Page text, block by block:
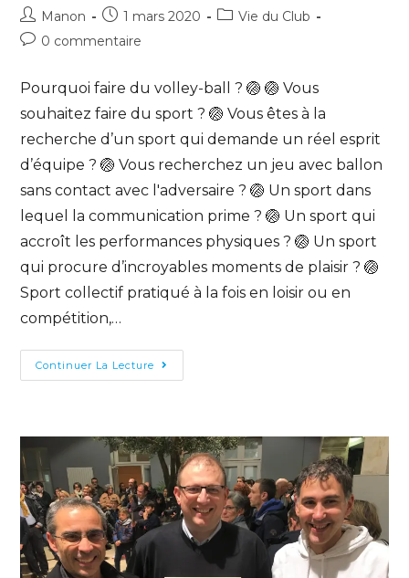
Manon 1 mars 2020
Vie du Club
0 commentaire
Pourquoi faire du volley-ball ? 🏐 🏐 Vous
souhaitez faire du sport ? 🏐 Vous êtes à la
recherche d’un sport qui demande un réel esprit
d’équipe ? 🏐 Vous recherchez un jeu avec ballon
sans contact avec l'adversaire ? 🏐 Un sport dans
lequel la communication prime ? 🏐 Un sport qui
accroît les performances physiques ? 🏐 Un sport
qui procure d’incroyables moments de plaisir ? 🏐
Sport collectif pratiqué à la fois en loisir ou en
compétition,…
Continuer La Lecture